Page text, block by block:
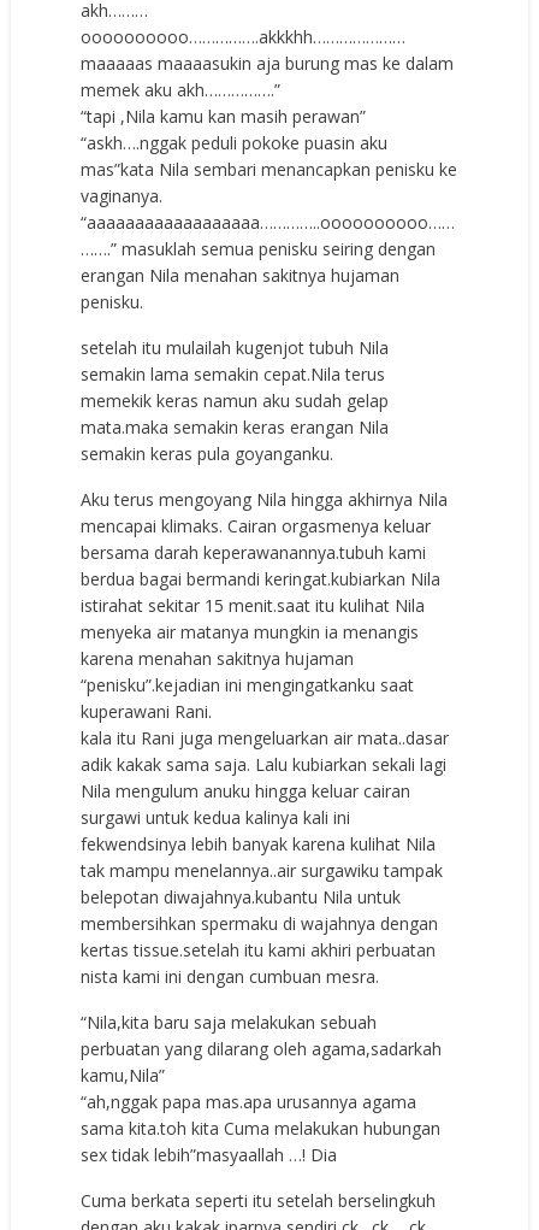
akh………
oooooooooo…………….akkkhh…………………
maaaaas maaaasukin aja burung mas ke dalam
memek aku akh…………….”
“tapi ,Nila kamu kan masih perawan”
“askh….nggak peduli pokoke puasin aku
mas”kata Nila sembari menancapkan penisku ke
vaginanya.
“aaaaaaaaaaaaaaaaaa…………..oooooooooo……
…….” masuklah semua penisku seiring dengan
erangan Nila menahan sakitnya hujaman
penisku.
setelah itu mulailah kugenjot tubuh Nila
semakin lama semakin cepat.Nila terus
memekik keras namun aku sudah gelap
mata.maka semakin keras erangan Nila
semakin keras pula goyanganku.
Aku terus mengoyang Nila hingga akhirnya Nila
mencapai klimaks. Cairan orgasmenya keluar
bersama darah keperawanannya.tubuh kami
berdua bagai bermandi keringat.kubiarkan Nila
istirahat sekitar 15 menit.saat itu kulihat Nila
menyeka air matanya mungkin ia menangis
karena menahan sakitnya hujaman
“penisku”.kejadian ini mengingatkanku saat
kuperawani Rani.
kala itu Rani juga mengeluarkan air mata..dasar
adik kakak sama saja. Lalu kubiarkan sekali lagi
Nila mengulum anuku hingga keluar cairan
surgawi untuk kedua kalinya kali ini
fekwendsinya lebih banyak karena kulihat Nila
tak mampu menelannya..air surgawiku tampak
belepotan diwajahnya.kubantu Nila untuk
membersihkan spermaku di wajahnya dengan
kertas tissue.setelah itu kami akhiri perbuatan
nista kami ini dengan cumbuan mesra.
“Nila,kita baru saja melakukan sebuah
perbuatan yang dilarang oleh agama,sadarkah
kamu,Nila”
“ah,nggak papa mas.apa urusannya agama
sama kita.toh kita Cuma melakukan hubungan
sex tidak lebih”masyaallah …! Dia
Cuma berkata seperti itu setelah berselingkuh